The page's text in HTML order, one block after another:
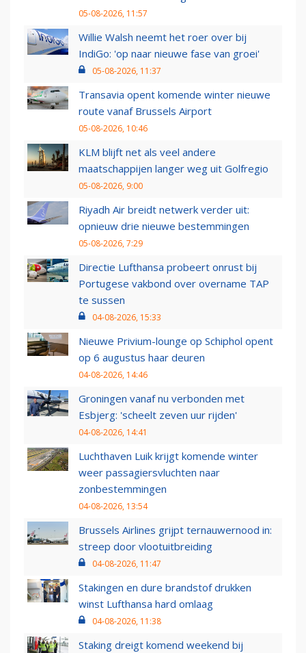
05-08-2026, 11:57
Willie Walsh neemt het roer over bij
IndiGo: 'op naar nieuwe fase van groei'
05-08-2026, 11:37
Transavia opent komende winter nieuwe
route vanaf Brussels Airport
05-08-2026, 10:46
KLM blijft net als veel andere
maatschappijen langer weg uit Golfregio
05-08-2026, 9:00
Riyadh Air breidt netwerk verder uit:
opnieuw drie nieuwe bestemmingen
05-08-2026, 7:29
Directie Lufthansa probeert onrust bij
Portugese vakbond over overname TAP
te sussen
04-08-2026, 15:33
Nieuwe Privium-lounge op Schiphol opent
op 6 augustus haar deuren
04-08-2026, 14:46
Groningen vanaf nu verbonden met
Esbjerg: 'scheelt zeven uur rijden'
04-08-2026, 14:41
Luchthaven Luik krijgt komende winter
weer passagiersvluchten naar
zonbestemmingen
04-08-2026, 13:54
Brussels Airlines grijpt ternauwernood in:
streep door vlootuitbreiding
04-08-2026, 11:47
Stakingen en dure brandstof drukken
winst Lufthansa hard omlaag
04-08-2026, 11:38
Staking dreigt komend weekend bij